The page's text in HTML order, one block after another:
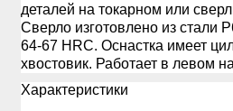
деталей на токарном или
Сверло изготовлено из стали
64-67 HRC. Оснастка имеет
хвостовик. Работает в левом
Xарактеристики